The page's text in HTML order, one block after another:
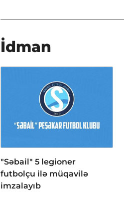
İdman
"Səbail" 5 legioner
futbolçu ilə müqavilə
imzalayıb